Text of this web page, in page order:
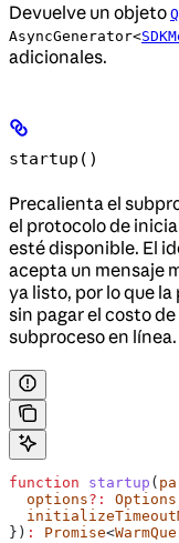
Devuelve un objeto
AsyncGenerator<
adicionales.
startup()
Precalienta el
el protocolo de
esté disponible. El
acepta un mensaje
ya listo, por lo que
sin pagar el costo
subproceso en línea.
function startup (
  options
?: Options
}) : Promise<